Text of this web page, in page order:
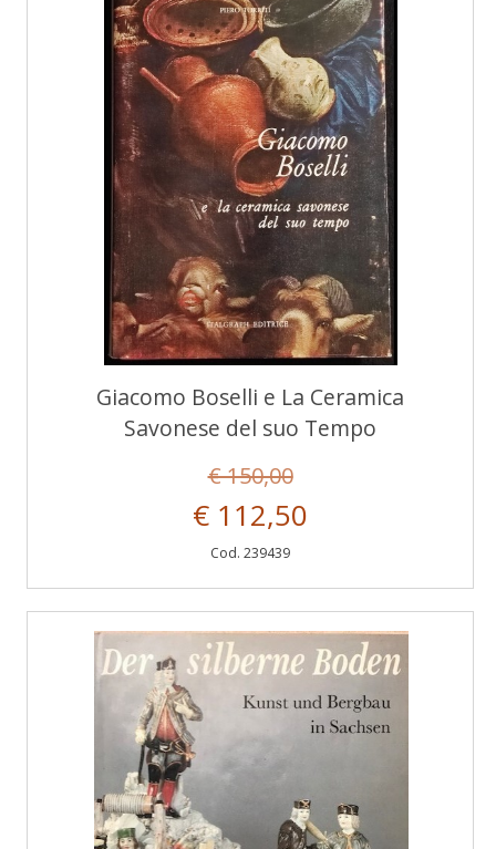
Giacomo Boselli e La Ceramica
Savonese del suo Tempo
€ 150,00
€ 112,50
Cod. 239439